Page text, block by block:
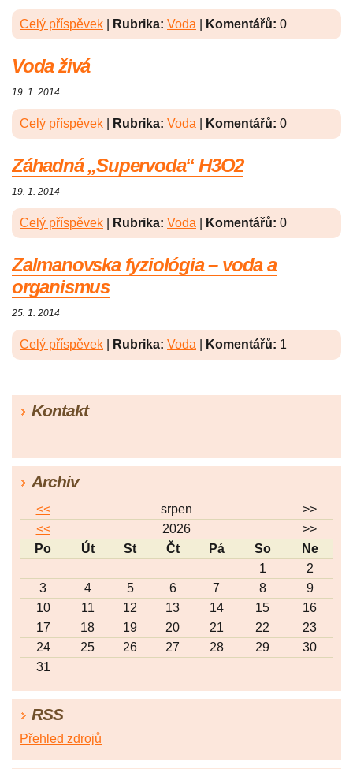
Celý příspěvek Rubrika: Voda Komentářů: 0
Voda živá
19. 1. 2014
Celý příspěvek Rubrika: Voda Komentářů: 0
Záhadná „Supervoda“ H3O2
19. 1. 2014
Celý příspěvek Rubrika: Voda Komentářů: 0
Zalmanovska fyziológia – voda a
organismus
25. 1. 2014
Celý příspěvek Rubrika: Voda Komentářů: 1
Kontakt
Archiv
<< srpen
>>
<<
2026
>>
Po
Út St Čt Pá So
Ne
1
2
3
4 5 6 7 8
9
10
11 12 13 14 15
16
17
18 19 20 21 22
23
24
25 26 27 28 29
30
31
RSS
Přehled zdrojů